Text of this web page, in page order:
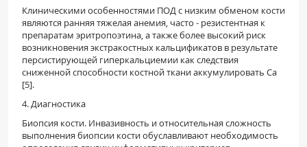
Клиническими особенностями ПОД с низким обменом кости
являются ранняя тяжелая анемия, часто - резистентная к
препаратам эритропоэтина, а также более высокий риск
возникновения экстракостных кальцификатов в результате
персистирующей гиперкальциемии как следствия
сниженной способности костной ткани аккумулировать Са
[5].
4. Диагностика
Биопсия кости. Инвазивность и относительная сложность
выполнения биопсии кости обуславливают необходимость